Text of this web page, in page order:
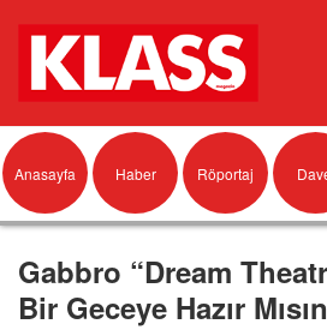
Anasayfa Haber Röportaj
Gabbro “Dream
Bir Geceye Hazır